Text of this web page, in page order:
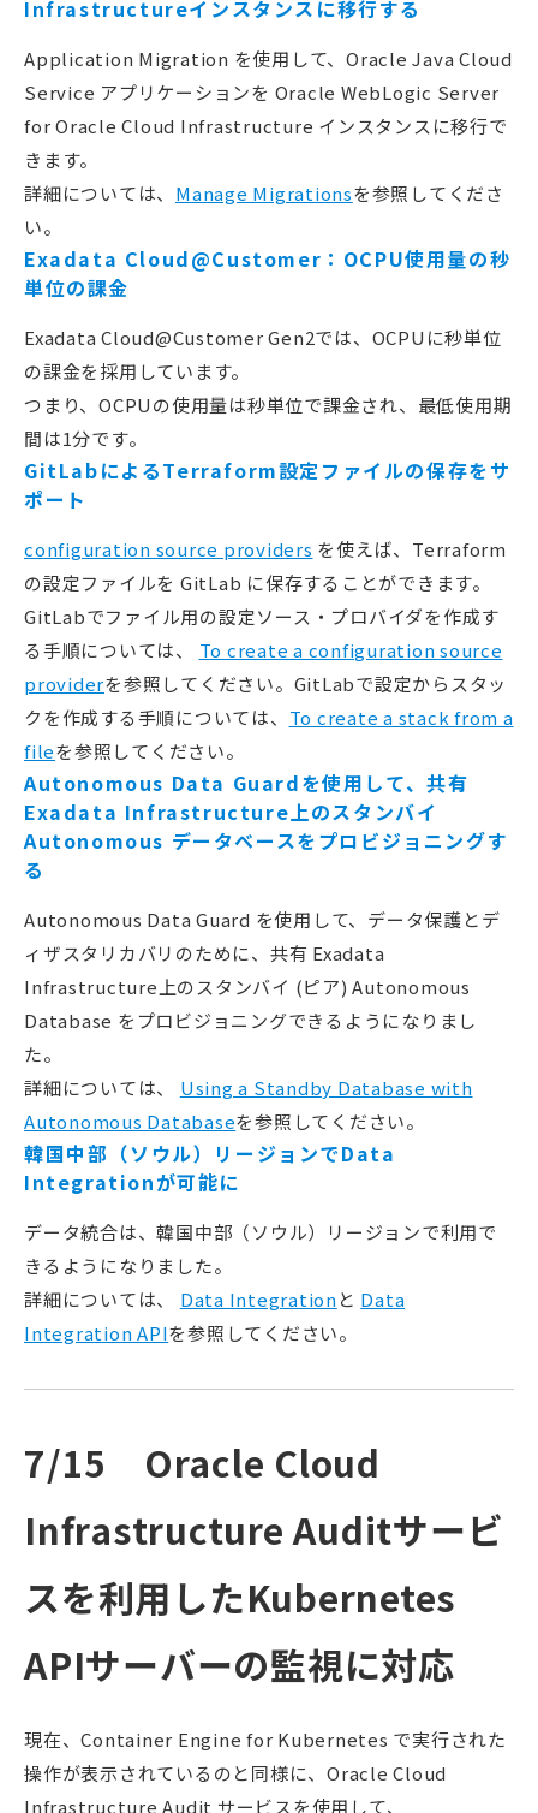
Infrastructureインスタンスに移行する
Application Migration を使用して、Oracle Java Cloud
Service アプリケーションを Oracle WebLogic Server
for Oracle Cloud Infrastructure インスタンスに移行で
きます。
詳細については、 Manage Migrationsを参照してくださ
い。
Exadata Cloud@Customer：OCPU使用量の秒
単位の課金
Exadata Cloud@Customer Gen2では、OCPUに秒単位
の課金を採用しています。
つまり、OCPUの使用量は秒単位で課金され、最低使用期
間は1分です。
GitLabによるTerraform設定ファイルの保存をサ
ポート
configuration source providers を使えば、Terraform
の設定ファイルを GitLab に保存することができます。
GitLabでファイル用の設定ソース・プロバイダを作成す
る手順については、 To create a configuration source
providerを参照してください。GitLabで設定からスタッ
クを作成する手順については、 To create a stack from a
fileを参照してください。
Autonomous Data Guardを使用して、共有
Exadata Infrastructure上のスタンバイ
Autonomous データベースをプロビジョニングす
る
Autonomous Data Guard を使用して、データ保護とデ
ィザスタリカバリのために、共有 Exadata
Infrastructure上のスタンバイ (ピア) Autonomous
Database をプロビジョニングできるようになりまし
た。
詳細については、 Using a Standby Database with
Autonomous Databaseを参照してください。
韓国中部（ソウル）リージョンでData
Integrationが可能に
データ統合は、韓国中部（ソウル）リージョンで利用で
きるようになりました。
詳細については、 Data Integrationと Data
Integration APIを参照してください。
7/15 Oracle Cloud
Infrastructure Auditサービ
スを利用したKubernetes
APIサーバーの監視に対応
現在、Container Engine for Kubernetes で実行された
操作が表示されているのと同様に、Oracle Cloud
Infrastructure Audit サービスを使用して、